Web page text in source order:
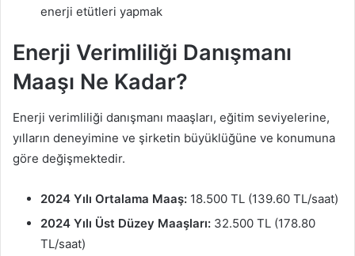
enerji etütleri yapmak
Enerji Verimliliği Danışmanı
Maaşı Ne Kadar?
Enerji verimliliği danışmanı maaşları, eğitim seviyelerine,
yılların deneyimine ve şirketin büyüklüğüne ve konumuna
göre değişmektedir.
2024 Yılı Ortalama Maaş: 18.500 TL (139.60 TL/saat)
2024 Yılı Üst Düzey Maaşları: 32.500 TL (178.80
TL/saat)